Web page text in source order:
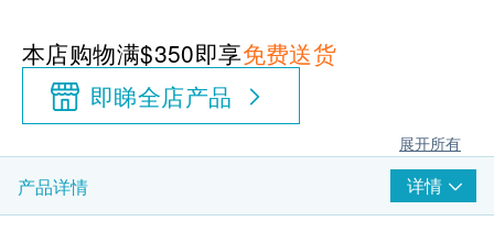
本店购物满$350即享免费送货
即睇全店产品
展开所有
产品详情 详情